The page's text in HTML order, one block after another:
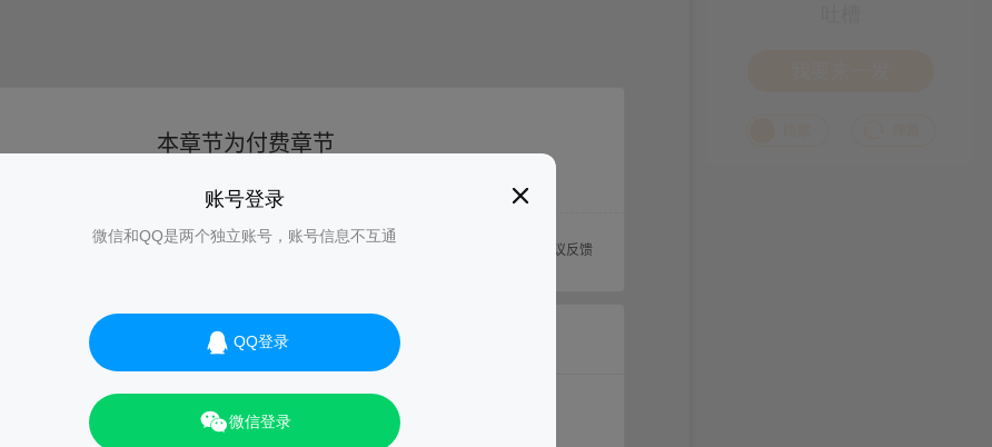
账号登录
微信和QQ是两个独立账号，账号信息不互通
QQ登录
微信登录